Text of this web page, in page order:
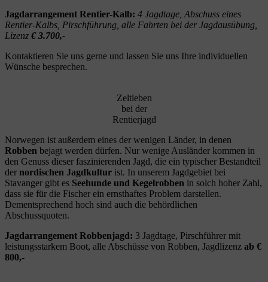
Jagdarrangement Rentier-Kalb: 4 Jagdtage, Abschuss eines
Rentier-Kalbs, Pirschführung, alle Fahrten bei der Jagdausübung,
Lizenz € 3.700,-
Kontaktieren Sie uns gerne und lassen Sie uns Ihre individuellen
Wünsche besprechen.
Zeltleben
bei der
Rentierjagd
Norwegen ist außerdem eines der wenigen Länder, in denen
Robben bejagt werden dürfen. Nur wenige Ausländer kommen in
den Genuss dieser faszinierenden Jagd, die ein typischer Bestandteil
der nordischen Jagdkultur ist. In unserem Jagdgebiet bei
Stavanger gibt es Seehunde und Kegelrobben in solch hoher Zahl,
dass sie für die Fischer ein ernsthaftes Problem darstellen.
Dementsprechend hoch sind auch die behördlichen
Abschussquoten.
Jagdarrangement Robbenjagd: 3 Jagdtage, Pirschführer mit
leistungsstarkem Boot, alle Abschüsse von Robben, Jagdlizenz ab €
800,-